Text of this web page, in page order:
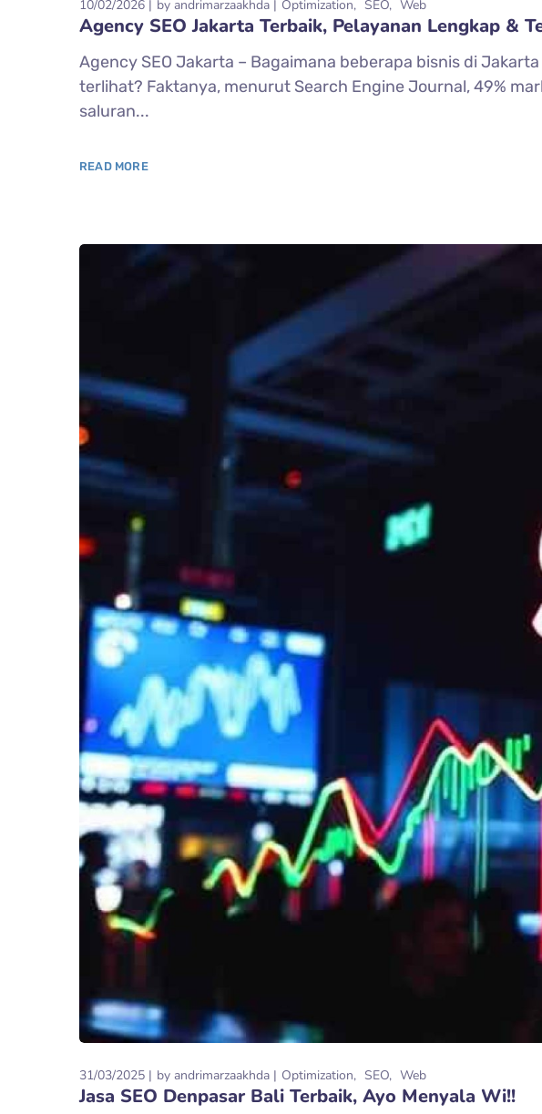
10/02/2026 by andrimarzaakhda Optimization SEO Web
Agency SEO Jakarta Terbaik, Pelayanan Lengkap &
Agency SEO Jakarta – Bagaimana beberapa bisnis di
terlihat? Faktanya, menurut Search Engine Journal, 49%
saluran...
READ MORE
31/03/2025 by andrimarzaakhda Optimization SEO Web
Jasa SEO Denpasar Bali Terbaik, Ayo Menyala Wi!!